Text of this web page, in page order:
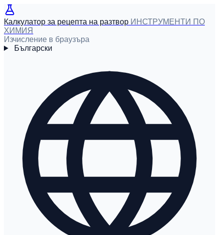
Калкулатор за рецепта на разтвор ИНСТРУМЕНТИ ПО
ХИМИЯ
Изчисление в браузъра
Български